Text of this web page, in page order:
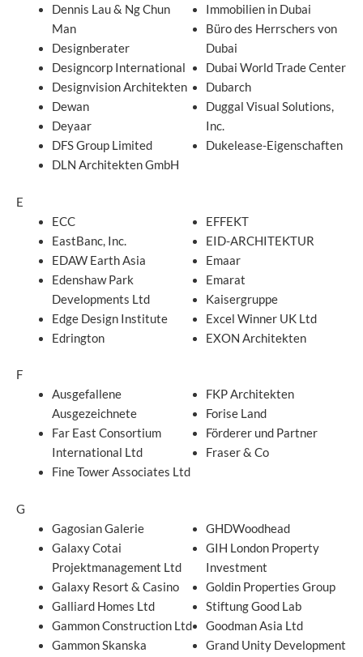
Dennis Lau & Ng Chun
Man
Designberater
Designcorp International
Designvision Architekten
Dewan
Deyaar
DFS Group Limited
DLN Architekten GmbH
Immobilien in Dubai
Büro des Herrschers von
Dubai
Dubai World Trade Center
Dubarch
Duggal Visual Solutions,
Inc.
Dukelease-Eigenschaften
E
ECC
EastBanc, Inc.
EDAW Earth Asia
Edenshaw Park
Developments Ltd
Edge Design Institute
Edrington
EFFEKT
EID-ARCHITEKTUR
Emaar
Emarat
Kaisergruppe
Excel Winner UK Ltd
EXON Architekten
F
Ausgefallene
Ausgezeichnete
Far East Consortium
International Ltd
Fine Tower Associates Ltd
FKP Architekten
Forise Land
Förderer und Partner
Fraser & Co
G
Gagosian Galerie
Galaxy Cotai
Projektmanagement Ltd
Galaxy Resort & Casino
Galliard Homes Ltd
Gammon Construction Ltd
Gammon Skanska
GHDWoodhead
GIH London Property
Investment
Goldin Properties Group
Stiftung Good Lab
Goodman Asia Ltd
Grand Unity Development